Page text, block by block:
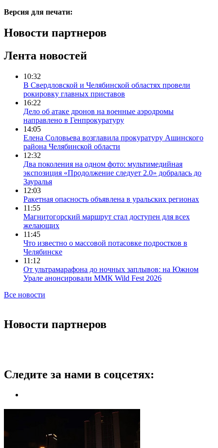
Версия для печати:
Новости партнеров
Лента новостей
10:32
В Свердловской и Челябинской областях провели
рокировку главных приставов
16:22
Дело об атаке дронов на военные аэродромы
направлено в Генпрокуратуру
14:05
Елена Соловьева возглавила прокуратуру Ашинского
района Челябинской области
12:32
Два поколения на одном фото: мультимедийная
экспозиция «Продолжение следует 2.0» добралась до
Зауралья
12:03
Ракетная опасность объявлена в уральских регионах
11:55
Магнитогорский маршрут стал доступен для всех
желающих
11:45
Что известно о массовой потасовке подростков в
Челябинске
11:12
От ультрамарафона до ночных заплывов: на Южном
Урале анонсировали ММК Wild Fest 2026
Все новости
Новости партнеров
Следите за нами в соцсетях: